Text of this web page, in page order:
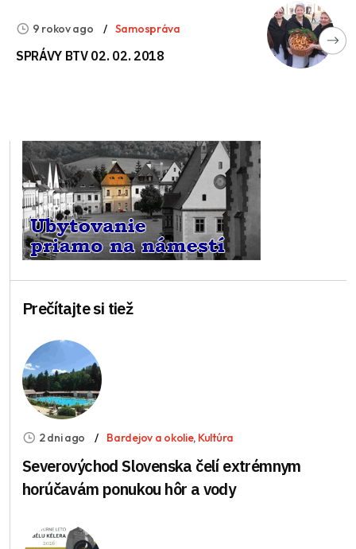
9 rokov ago Samospráva
SPRÁVY BTV 02. 02. 2018
Prečítajte si tiež
2 dni ago Bardejov a okolie, Kultúra
Severovýchod Slovenska čelí extrémnym
horúčavám ponukou hôr a vody